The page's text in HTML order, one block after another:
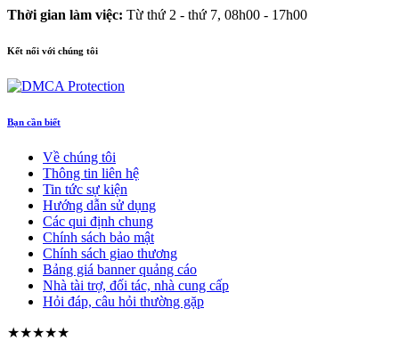
Thời gian làm việc: Từ thứ 2 - thứ 7, 08h00 - 17h00
Kết nối với chúng tôi
Bạn cần biết
Về chúng tôi
Thông tin liên hệ
Tin tức sự kiện
Hướng dẫn sử dụng
Các qui định chung
Chính sách bảo mật
Chính sách giao thương
Bảng giá banner quảng cáo
Nhà tài trợ, đối tác, nhà cung cấp
Hỏi đáp, câu hỏi thường gặp
★★★★★